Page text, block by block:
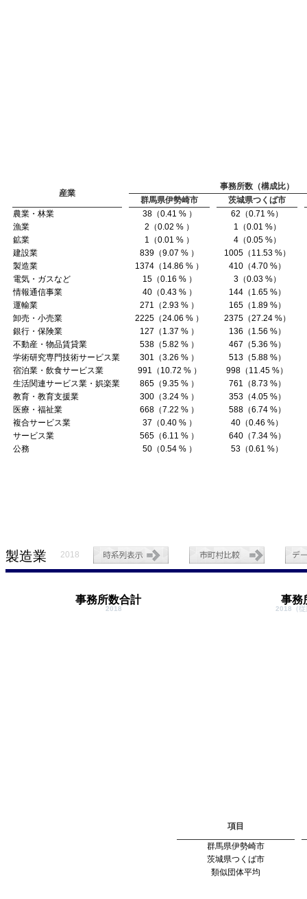
産業
事務所数（構成比）
群馬県伊勢崎市
茨城県つくば市
農業・林業
38（0.41 % ）
62（0.71 %）
漁業
2（0.02 % ）
1（0.01 %）
鉱業
1（0.01 % ）
4（0.05 %）
建設業
839（9.07 % ）
1005（11.53 %）
製造業
1374（14.86 % ）
410（4.70 %）
電気・ガスなど
15（0.16 % ）
3（0.03 %）
情報通信事業
40（0.43 % ）
144（1.65 %）
運輸業
271（2.93 % ）
165（1.89 %）
卸売・小売業
2225（24.06 % ）
2375（27.24 %）
銀行・保険業
127（1.37 % ）
136（1.56 %）
不動産・物品賃貸業
538（5.82 % ）
467（5.36 %）
学術研究専門技術サービス業
301（3.26 % ）
513（5.88 %）
宿泊業・飲食サービス業
991（10.72 % ）
998（11.45 %）
生活関連サービス業・娯楽業
865（9.35 % ）
761（8.73 %）
教育・教育支援業
300（3.24 % ）
353（4.05 %）
医療・福祉業
668（7.22 % ）
588（6.74 %）
複合サービス業
37（0.40 % ）
40（0.46 %）
サービス業
565（6.11 % ）
640（7.34 %）
公務
50（0.54 % ） 53（0.61 %）
製造業 2018
事務所数合計
2018
事務
2018（
項目
群馬県伊勢崎市
茨城県つくば市
類似団体平均